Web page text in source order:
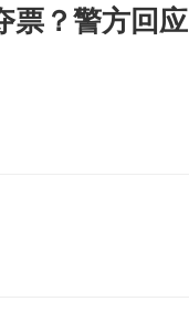
票？警方回应